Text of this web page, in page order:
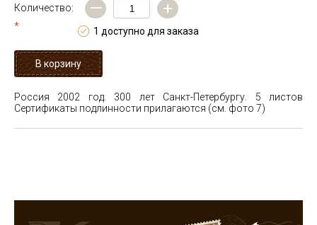
Количество:
*
— +
1 доступно для заказа
Россия 2002 год. 300 лет Санкт-Петербургу. 5 листов
Сертификаты подлинности прилагаются (см. фото 7)